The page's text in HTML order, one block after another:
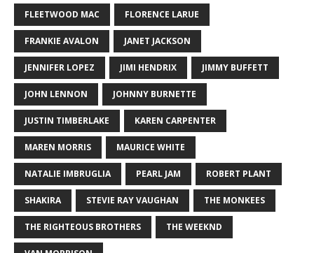
FLEETWOOD MAC FLORENCE LARUE
FRANKIE AVALON JANET JACKSON
JENNIFER LOPEZ JIMI HENDRIX JIMMY BUFFETT
JOHN LENNON JOHNNY BURNETTE
JUSTIN TIMBERLAKE KAREN CARPENTER
MAREN MORRIS MAURICE WHITE
NATALIE IMBRUGLIA PEARL JAM ROBERT PLANT
SHAKIRA STEVIE RAY VAUGHAN THE MONKEES
THE RIGHTEOUS BROTHERS THE WEEKND